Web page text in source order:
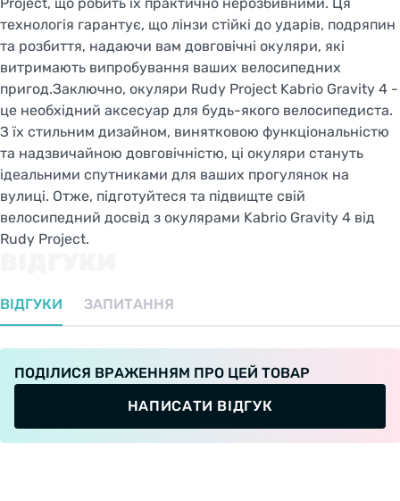
технологія гарантує, що лінзи стійкі до ударів, подряпин
та розбиття, надаючи вам довговічні окуляри, які
витримають випробування ваших велосипедних
пригод.Заключно, окуляри Rudy Project Kabrio Gravity 4 -
це необхідний аксесуар для будь-якого велосипедиста.
З їх стильним дизайном, винятковою функціональністю
та надзвичайною довговічністю, ці окуляри стануть
ідеальними спутниками для ваших прогулянок на
вулиці. Отже, підготуйтеся та підвищте свій
велосипедний досвід з окулярами Kabrio Gravity 4 від
Rudy Project.
ВІДГУКИ ЗАПИТАННЯ
ПОДІЛИСЯ ВРАЖЕННЯМ ПРО ЦЕЙ ТОВАР
НАПИСАТИ ВІДГУК